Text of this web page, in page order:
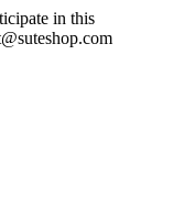
in this